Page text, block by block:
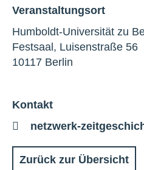
Veranstaltungsort
Humboldt-Universität zu
Festsaal, Luisenstraße 56
10117 Berlin
Kontakt
E-
netzwerk-
Zurück zur Übersicht